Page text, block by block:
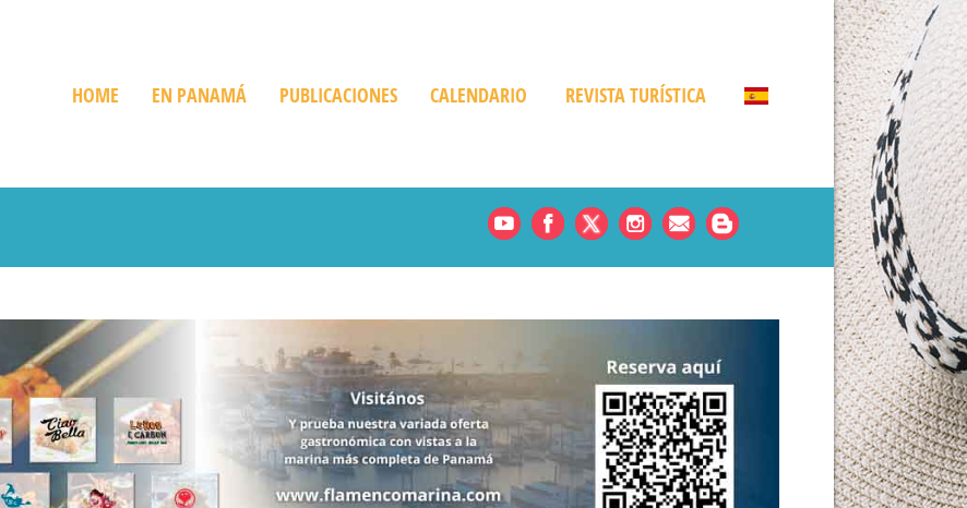
HOME EN PANAMÁ
Turismo Verde
PUBLICACIONES CALENDARIO REVISTA TURÍSTICA